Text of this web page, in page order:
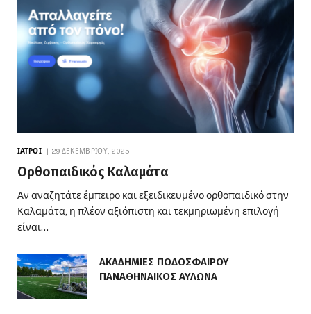
ΙΑΤΡΟΊ 29 ΔΕΚΕΜΒΡΊΟΥ, 2025
Ορθοπαιδικός Καλαμάτα
Αν αναζητάτε έμπειρο και εξειδικευμένο ορθοπαιδικό στην
Καλαμάτα, η πλέον αξιόπιστη και τεκμηριωμένη επιλογή
είναι…
ΑΚΑΔΗΜΙΕΣ ΠΟΔΟΣΦΑΙΡΟΥ
ΠΑΝΑΘΗΝΑΙΚΟΣ ΑΥΛΩΝΑ